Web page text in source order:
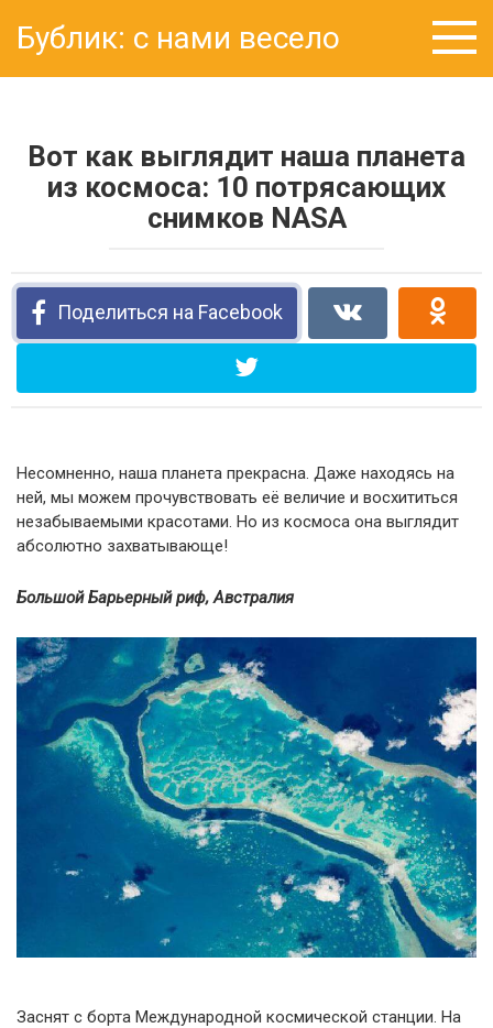
контенту
Бублик: с нами весело
Вот как выглядит наша планета
из космоса: 10 потрясающих
снимков NASA
Поделиться на Facebook
Несомненно, наша планета прекрасна. Даже находясь на
ней, мы можем прочувствовать её величие и восхититься
незабываемыми красотами. Но из космоса она выглядит
абсолютно захватывающе!
Большой Барьерный риф, Австралия
Заснят с борта Международной космической станции. На